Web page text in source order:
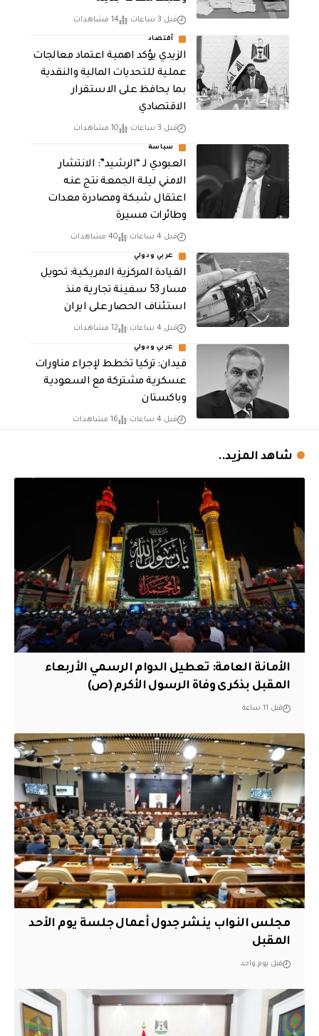
قبل 3 ساعات 14 مشاهدات
أقتصاد
الزيدي يؤكد اهمية اعتماد معالجات
عملية للتحديات المالية والنقدية
بما يحافظ على الاستقرار
الاقتصادي
قبل 3 ساعات 10 مشاهدات
سياسة
العبودي لـ “الرشيد”: الانتشار
الامني ليلة الجمعة نتج عنه
اعتقال شبكة ومصادرة معدات
وطائرات مسيرة
قبل 4 ساعات 40 مشاهدات
عربي ودولي
القيادة المركزية الامريكية: تحويل
مسار 53 سفينة تجارية منذ
استئناف الحصار على ايران
قبل 4 ساعات 12 مشاهدات
عربي ودولي
فيدان: تركيا تخطط لإجراء مناورات
عسكرية مشتركة مع السعودية
وباكستان
قبل 4 ساعات 16 مشاهدات
شاهد المزيد..
الأمانة العامة: تعطيل الدوام الرسمي الأربعاء
المقبل بذكرى وفاة الرسول الأكرم (ص)
قبل 11 ساعة
مجلس النواب ينشر جدول أعمال جلسة يوم الأحد
المقبل
قبل يوم واحد